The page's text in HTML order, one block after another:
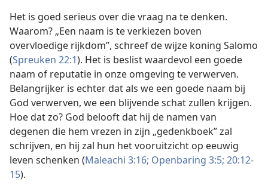
Het is goed serieus over die vraag na te denken.
Waarom? „Een naam is te verkiezen boven
overvloedige rijkdom”, schreef de wijze koning Salomo
(Spreuken 22:1). Het is beslist waardevol een goede
naam of reputatie in onze omgeving te verwerven.
Belangrijker is echter dat als we een goede naam bij
God verwerven, we een blijvende schat zullen krijgen.
Hoe dat zo? God belooft dat hij de namen van
degenen die hem vrezen in zijn „gedenkboek” zal
schrijven, en hij zal hun het vooruitzicht op eeuwig
leven schenken (Maleachi 3:16; Openbaring 3:5; 20:12-
15).